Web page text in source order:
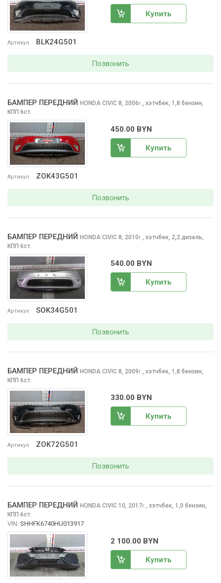
Артикул BLK24G501
Купить
Позвонить
Артикул ZOK43G501
БАМПЕР ПЕРЕДНИЙ HONDA CIVIC 8, 2006г. хэтчбек, 1,8 бензин,
КПП 6ст.
450.00 BYN
Купить
Позвонить
Артикул SOK34G501
БАМПЕР ПЕРЕДНИЙ HONDA CIVIC 8, 2010г., хэтчбек, 2,2 дизель,
КПП 6ст.
540.00 BYN
Купить
Позвонить
Артикул ZOK72G501
БАМПЕР ПЕРЕДНИЙ HONDA CIVIC 8, 2009г., хэтчбек, 1,8 бензин,
КПП 6ст.
330.00 BYN
Купить
Позвонить
БАМПЕР ПЕРЕДНИЙ HONDA CIVIC 10, 2017г., хэтчбек, 1,0 бензин,
КПП 6ст.
VIN: SHHFK6740HU013917
2 100.00 BYN
Купить